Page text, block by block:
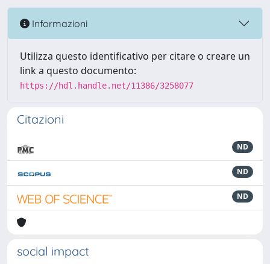
Informazioni
Utilizza questo identificativo per citare o creare un
link a questo documento:
https://hdl.handle.net/11386/3258077
Citazioni
ND
ND
ND
social impact